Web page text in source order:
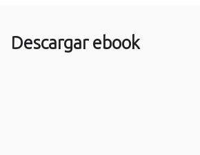
Descargar ebook